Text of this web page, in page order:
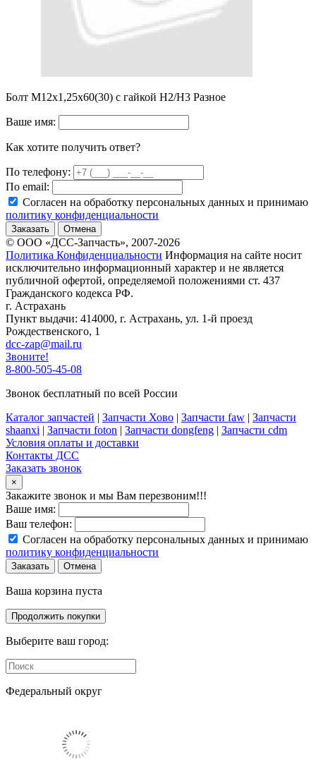
Болт M12х1,25х60(30) с гайкой H2/H3 Разное
Ваше имя:
Как хотите получить ответ?
По телефону:
По email:
Согласен на обработку персональных данных и принимаю
политику конфиденциальности
Заказать Отмена
© ООО «ДСС-Запчасть», 2007-2026
Политика Конфиденциальности Информация на сайте носит
исключительно информационный характер и не является
публичной офертой, определяемой положениями ст. 437
Гражданского кодекса РФ.
г. Астрахань
Пункт выдачи: 414000, г. Астрахань, ул. 1-й проезд
Рождественского, 1
dcc-zap@mail.ru
Звоните!
8-800-505-45-08
Звонок бесплатный по всей России
Каталог запчастей | Запчасти Хово | Запчасти faw | Запчасти
shaanxi | Запчасти foton | Запчасти dongfeng | Запчасти cdm
Условия оплаты и доставки
Контакты ДСС
Заказать звонок
×
Закажите звонок и мы Вам перезвоним!!!
Ваше имя:
Ваш телефон:
Согласен на обработку персональных данных и принимаю
политику конфиденциальности
Заказать Отмена
Ваша корзина пуста
Продолжить покупки
Выберите ваш город:
Федеральный округ